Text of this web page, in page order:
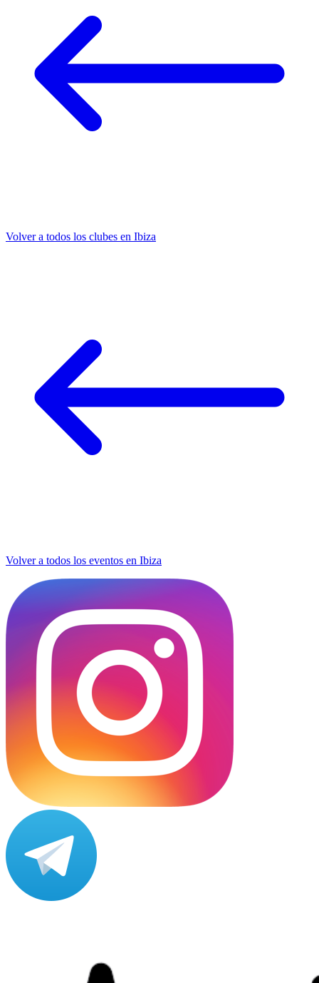
Volver a todos los clubes en Ibiza
Volver a todos los eventos en Ibiza